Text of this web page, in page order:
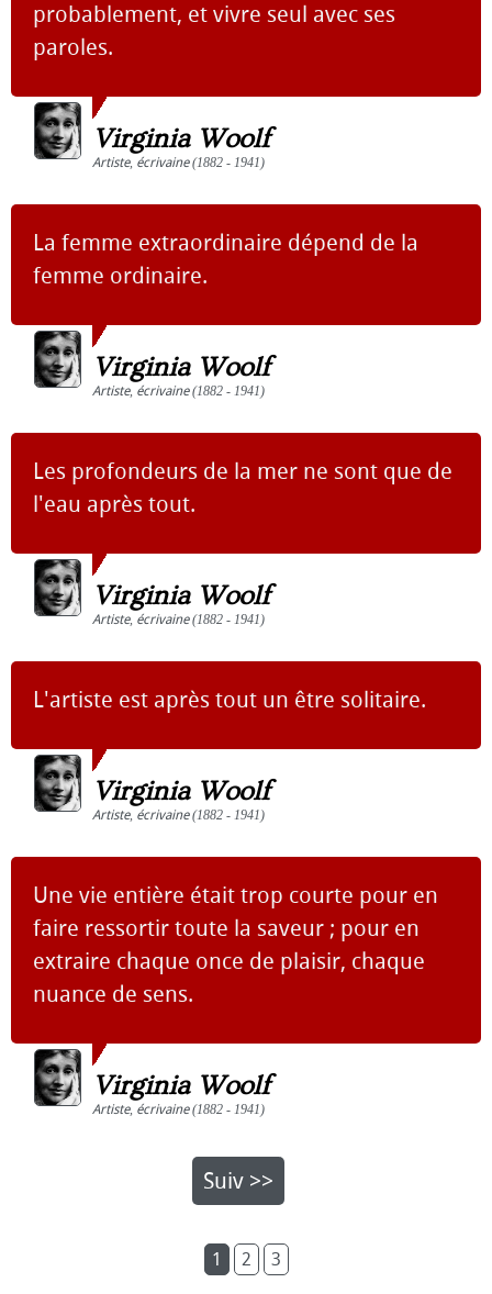
probablement, et vivre seul avec ses
paroles.
Virginia Woolf
Artiste, écrivaine(1882 - 1941)
La femme extraordinaire dépend de la
femme ordinaire.
Virginia Woolf
Artiste, écrivaine(1882 - 1941)
Les profondeurs de la mer ne sont que de
l'eau après tout.
Virginia Woolf
Artiste, écrivaine(1882 - 1941)
L'artiste est après tout un être solitaire.
Virginia Woolf
Artiste, écrivaine(1882 - 1941)
Une vie entière était trop courte pour en
faire ressortir toute la saveur ; pour en
extraire chaque once de plaisir, chaque
nuance de sens.
Virginia Woolf
Artiste, écrivaine(1882 - 1941)
Suiv >>
1 2 3